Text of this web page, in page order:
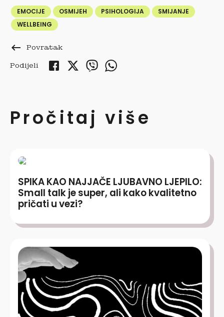
EMOCIJE OSMIJEH PSIHOLOGIJA
SMIJANJE
WELLBEING
keyboard_backspace Povratak
Podijeli
Pročitaj više
SPIKA KAO NAJJAČE LJUBAVNO LJEPILO:
Small talk je super, ali kako kvalitetno
pričati u vezi?